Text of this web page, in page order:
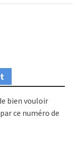
bien vouloir
ce numéro de